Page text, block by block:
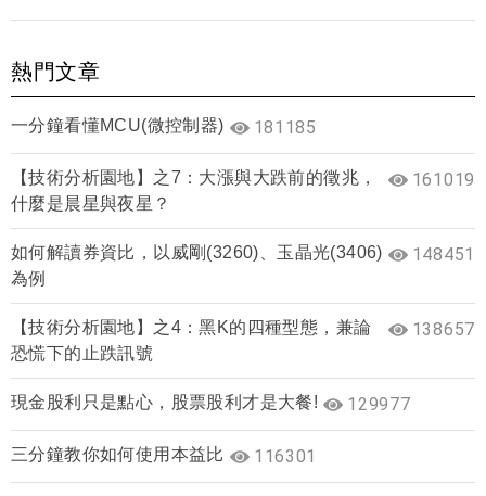
熱門文章
一分鐘看懂MCU(微控制器) 181185
【技術分析園地】之7：大漲與大跌前的徵兆，
什麼是晨星與夜星？
161019
如何解讀券資比，以威剛(3260)、玉晶光(3406)
為例
148451
【技術分析園地】之4：黑K的四種型態，兼論
恐慌下的止跌訊號
138657
現金股利只是點心，股票股利才是大餐! 129977
三分鐘教你如何使用本益比 116301